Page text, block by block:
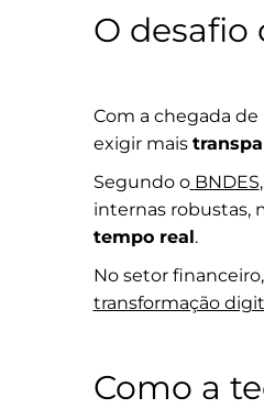
O
Com a chegada
exigir mais
Segundo o BNDES
internas robustas,
tempo real.
No setor
transformação
Como a